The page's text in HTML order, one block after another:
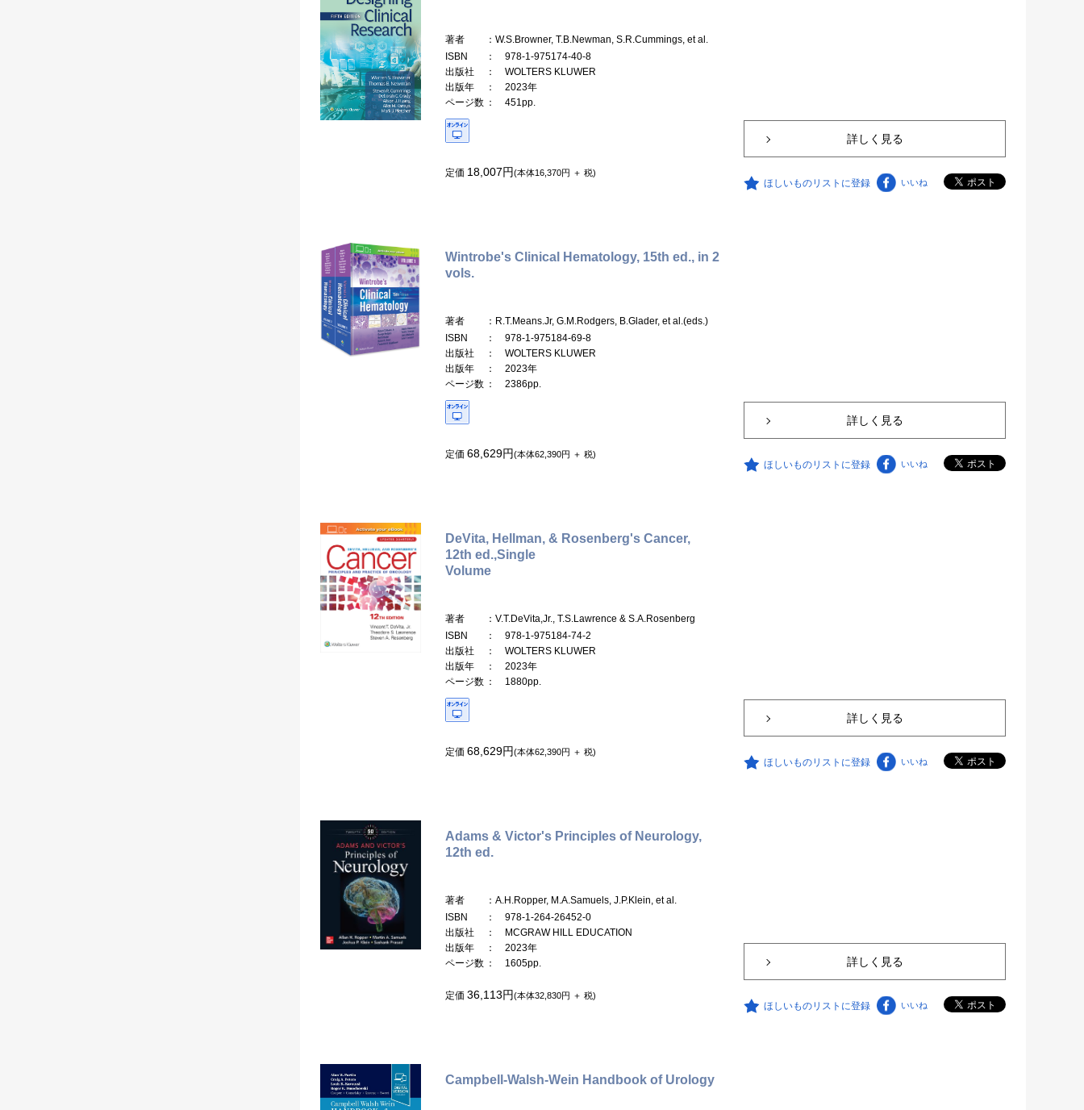
著者
：W.S.Browner, T.B.Newman, S.R.Cummings, et al.
ISBN
： 978-1-975174-40-8
出版社
： WOLTERS KLUWER
出版年
： 2023年
ページ数 ： 451pp.
定価 18,007円(本体16,370円 ＋ 税)
詳しく見る
ほしいものリストに登録 いいね
Wintrobe's Clinical Hematology, 15th ed., in 2
vols.
著者
：R.T.Means.Jr, G.M.Rodgers, B.Glader, et al.(eds.)
ISBN
： 978-1-975184-69-8
出版社
： WOLTERS KLUWER
出版年
： 2023年
ページ数 ： 2386pp.
定価 68,629円(本体62,390円 ＋ 税)
詳しく見る
ほしいものリストに登録 いいね
DeVita, Hellman, & Rosenberg's Cancer,
12th ed.,Single
Volume
著者
：V.T.DeVita,Jr., T.S.Lawrence & S.A.Rosenberg
ISBN
： 978-1-975184-74-2
出版社
： WOLTERS KLUWER
出版年
： 2023年
ページ数 ： 1880pp.
定価 68,629円(本体62,390円 ＋ 税)
詳しく見る
ほしいものリストに登録 いいね
Adams & Victor's Principles of Neurology,
12th ed.
著者
：A.H.Ropper, M.A.Samuels, J.P.Klein, et al.
ISBN
： 978-1-264-26452-0
出版社
： MCGRAW HILL EDUCATION
出版年
： 2023年
ページ数 ： 1605pp.
定価 36,113円(本体32,830円 ＋ 税)
詳しく見る
ほしいものリストに登録 いいね
Campbell-Walsh-Wein Handbook of Urology